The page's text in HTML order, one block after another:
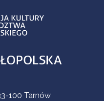
kontaktowe
100 Tarnów